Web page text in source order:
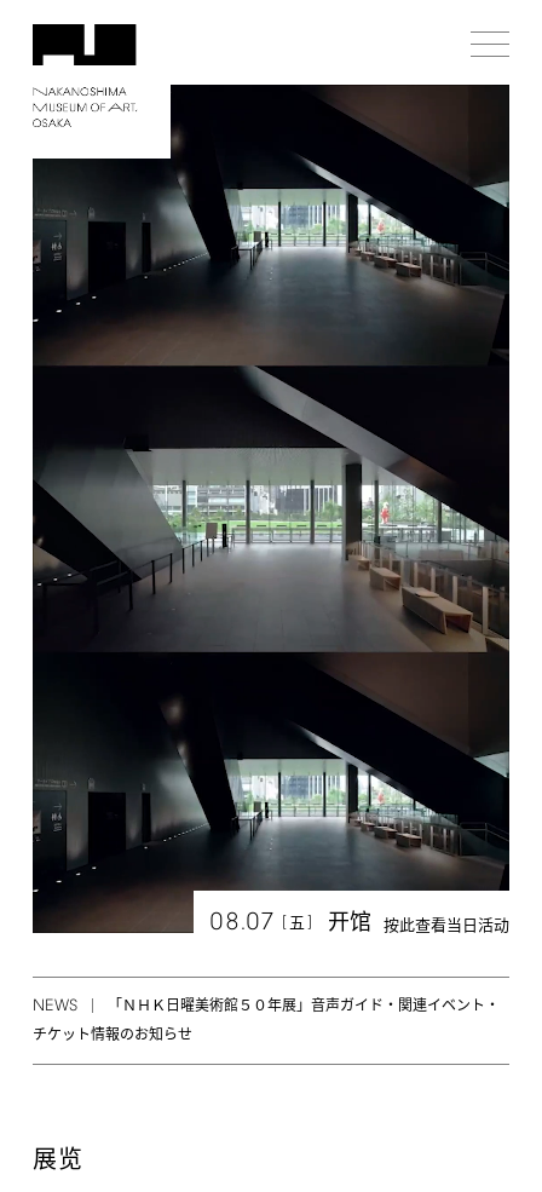
08.07 [ 五 ] 开馆 按此查看当日活动
NEWS
「ＮＨＫ日曜美術館５０年展」音声ガイド・関連イベント・
チケット情報のお知らせ
展览